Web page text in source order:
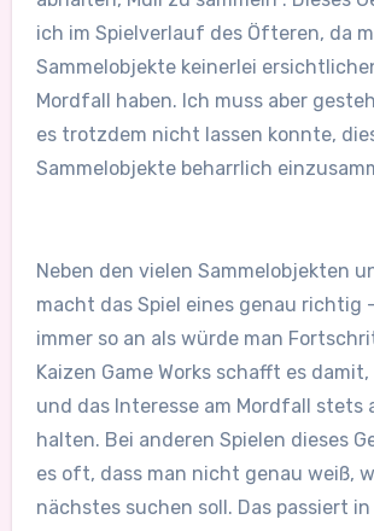
ich im Spielverlauf des Öfteren, da
Sammelobjekte keinerlei
Mordfall haben. Ich muss aber
es trotzdem nicht lassen konnte,
Sammelobjekte beharrlich
Neben den vielen Sammelobjekten
macht das Spiel eines genau richtig
immer so an als würde man
Kaizen Game Works schafft es
und das Interesse am Mordfall stets
halten. Bei anderen Spielen dieses
es oft, dass man nicht genau weiß,
nächstes suchen soll. Das passiert in